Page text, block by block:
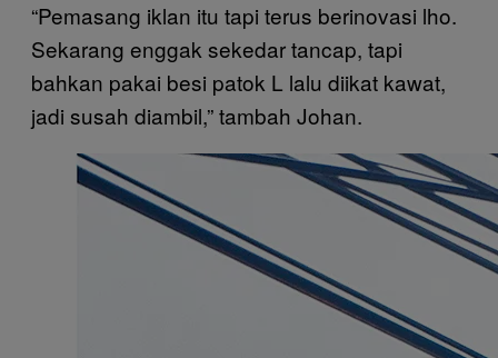
“Pemasang iklan itu tapi terus berinovasi lho.
Sekarang enggak sekedar tancap, tapi
bahkan pakai besi patok L lalu diikat kawat,
jadi susah diambil,” tambah Johan.